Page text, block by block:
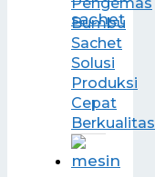
Pengemas
Bumbu
Sachet
Solusi
Produksi
Cepat
Berkualitas